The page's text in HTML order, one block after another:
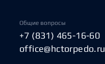
Общие вопросы
+7 (831) 465-16-60
office@hctorpedo.ru